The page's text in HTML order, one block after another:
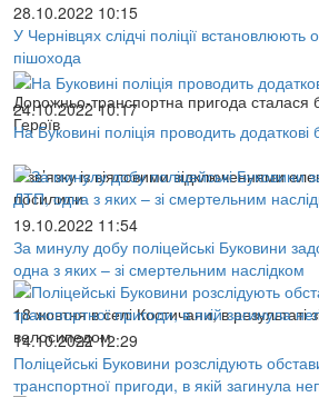
28.10.2022 10:15
У Чернівцях слідчі поліції встановлюють
пішохода
Дорожньо-транспортна пригода сталася
Героїв
24.10.2022 10:17
На Буковині поліція проводить додаткові
У зв’язку із віяловими відключеннями
посилили
19.10.2022 11:54
За минулу добу поліцейські Буковини
одна з яких – зі смертельним наслідком
18 жовтня в селі Костичани, в результаті
велосипедом
14.10.2022 12:29
Поліцейські Буковини розслідують
транспортної пригоди, в якій загинула